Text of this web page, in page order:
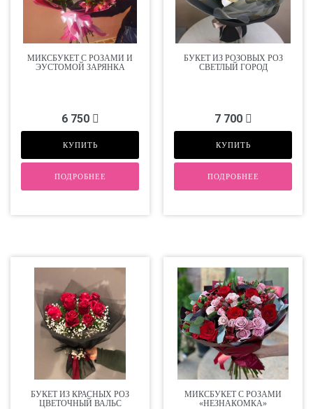
МИКСБУКЕТ С РОЗАМИ И
ЭУСТОМОЙ ЗАРЯНКА
6 750
КУПИТЬ
ПОДРОБНЕЕ
БУКЕТ ИЗ РОЗОВЫХ РОЗ
СВЕТЛЫЙ ГОРОД
7 700
КУПИТЬ
ПОДРОБНЕЕ
БУКЕТ ИЗ КРАСНЫХ РОЗ
ЦВЕТОЧНЫЙ ВАЛЬС
МИКСБУКЕТ С РОЗАМИ
«НЕЗНАКОМКА»